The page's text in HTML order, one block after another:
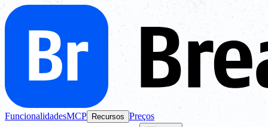
FuncionalidadesMCP Recursos Preços